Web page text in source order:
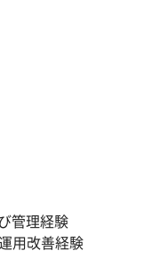
管理経験
用改善経験